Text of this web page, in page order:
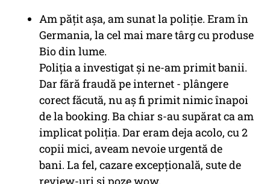
Am pățit așa, am sunat la poliție. Eram în
Germania, la cel mai mare târg cu produse
Bio din lume.
Poliția a investigat și ne-am primit banii.
Dar fără fraudă pe internet - plângere
corect făcută, nu aș fi primit nimic înapoi
de la booking. Ba chiar s-au supărat ca am
implicat poliția. Dar eram deja acolo, cu 2
copii mici, aveam nevoie urgentă de
bani. La fel, cazare excepțională, sute de
review-uri și poze wow.